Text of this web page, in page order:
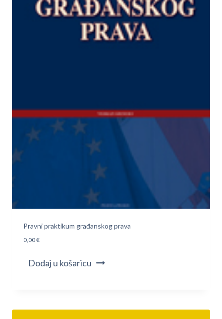
Pravni praktikum građanskog prava
0,00€
Dodaj u košaricu